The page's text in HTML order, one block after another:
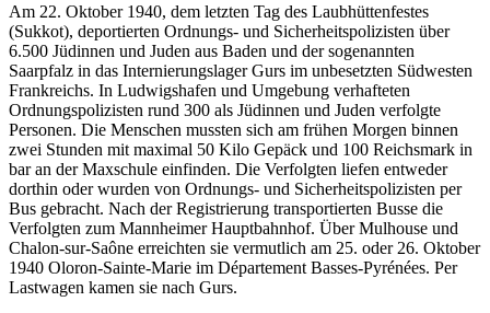
Am 22. Oktober 1940, dem letzten Tag des Laubhüttenfestes
(Sukkot), deportierten Ordnungs- und Sicherheitspolizisten über
6.500 Jüdinnen und Juden aus Baden und der sogenannten
Saarpfalz in das Internierungslager Gurs im unbesetzten Südwesten
Frankreichs. In Ludwigshafen und Umgebung verhafteten
Ordnungspolizisten rund 300 als Jüdinnen und Juden verfolgte
Personen. Die Menschen mussten sich am frühen Morgen binnen
zwei Stunden mit maximal 50 Kilo Gepäck und 100 Reichsmark in
bar an der Maxschule einfinden. Die Verfolgten liefen entweder
dorthin oder wurden von Ordnungs- und Sicherheitspolizisten per
Bus gebracht. Nach der Registrierung transportierten Busse die
Verfolgten zum Mannheimer Hauptbahnhof. Über Mulhouse und
Chalon-sur-Saône erreichten sie vermutlich am 25. oder 26. Oktober
1940 Oloron-Sainte-Marie im Département Basses-Pyrénées. Per
Lastwagen kamen sie nach Gurs.